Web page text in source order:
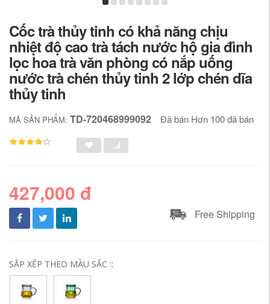
Cốc trà thủy tinh có khả năng chịu
nhiệt độ cao trà tách nước hộ gia đình
lọc hoa trà văn phòng có nắp uống
nước trà chén thủy tinh 2 lớp chén dĩa
thủy tinh
MÃ SẢN PHẨM: TD-720468999092 Đã bán Hơn 100 đã bán
427,000 đ
Free Shipping
SẮP XẾP THEO MÀU SẮC ::